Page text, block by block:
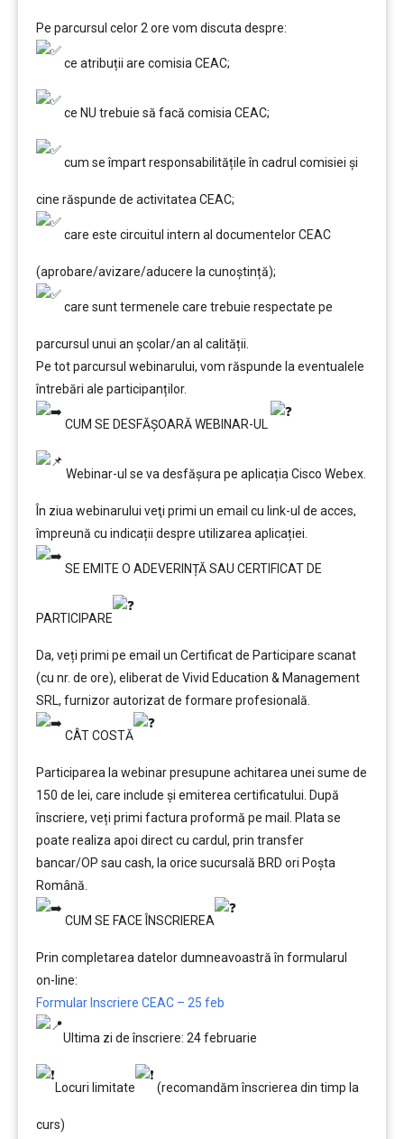
Pe parcursul celor 2 ore vom discuta despre:
ce atribuții are comisia CEAC;
ce NU trebuie să facă comisia CEAC;
cum se împart responsabilitățile în cadrul comisiei şi
cine răspunde de activitatea CEAC;
care este circuitul intern al documentelor CEAC
(aprobare/avizare/aducere la cunoştință);
care sunt termenele care trebuie respectate pe
parcursul unui an şcolar/an al calității.
Pe tot parcursul webinarului, vom răspunde la eventualele
întrebări ale participanților.
CUM SE DESFĂȘOARĂ WEBINAR-UL
Webinar-ul se va desfășura pe aplicația Cisco Webex.
În ziua webinarului veţi primi un email cu link-ul de acces,
împreună cu indicații despre utilizarea aplicației.
SE EMITE O ADEVERINȚĂ SAU CERTIFICAT DE
PARTICIPARE
Da, veți primi pe email un Certificat de Participare scanat
(cu nr. de ore), eliberat de Vivid Education & Management
SRL, furnizor autorizat de formare profesională.
CÂT COSTĂ
Participarea la webinar presupune achitarea unei sume de
150 de lei, care include şi emiterea certificatului. După
înscriere, veți primi factura proformă pe mail. Plata se
poate realiza apoi direct cu cardul, prin transfer
bancar/OP sau cash, la orice sucursală BRD ori Poșta
Română.
CUM SE FACE ÎNSCRIEREA
Prin completarea datelor dumneavoastră în formularul
on-line:
Formular Inscriere CEAC – 25 feb
Ultima zi de înscriere: 24 februarie
Locuri limitate (recomandăm înscrierea din timp la
curs)